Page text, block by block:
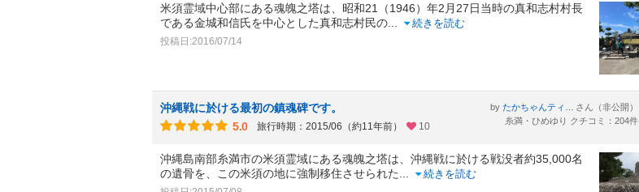
米須霊域中心部にある魂魄之塔は、昭和21（1946）年2月27日当時の真和志村村長
である金城和信氏を中心とした真和志村民の
続きを読む
投稿日:2016/07/14
沖縄戦に於ける最初の鎮魂碑です。
5.0
旅行時期：2015/06（約11年前） 10
by
さん（非公開）
糸満・ひめゆり クチコミ：204件
沖縄島南部糸満市の米須霊域にある魂魄之塔は、沖縄戦に於ける戦没者約35,000名
の遺骨を、この米須の地に強制移住させられた
続きを読む